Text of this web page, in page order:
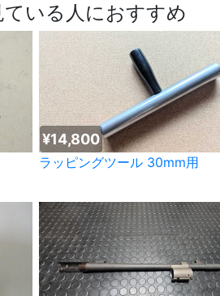
いる人におすすめ
¥14,800
ラッピングツール 30mm用